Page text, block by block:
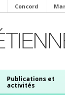
Concord
Publications et
activités